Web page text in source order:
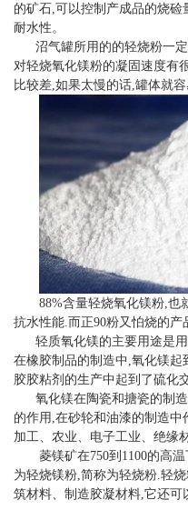
的矿石,可以控制产成品的烧
耐水性。
沼气罐所用的的轻烧粉一定
对轻烧氧化镁粉的凝固速度有
比较差,如果太慢的话,罐体就容
88%含量轻烧氧化镁粉,也
抗水性能.而正90粉又怕烧的产
轻质氧化镁的主要用途是用
在橡胶制品的制造中,氧化镁
胶胶粘剂的生产中起到了硫化
氧化镁在陶瓷和搪瓷的制造
的作用,在砂轮和油漆的制造
加工、农业、电子工业、绝缘
菱镁矿在750到1100的高
为轻烧镁粉,简称为轻烧粉.轻
筑材料、制造胶凝材料,它还